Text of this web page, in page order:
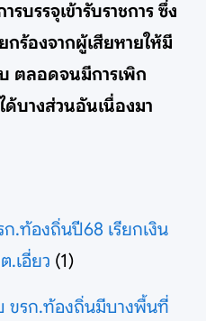
บรรจุเข้ารับราชการ ซึ่ง
ร้องจากผู้เสียหายให้มี
ตลอดจนมีการเพิก
บางส่วนอันเนื่องมา
.ท้องถิ่นปี68 เรียกเงิน
.เอี่ยว (1)
ขรก.ท้องถิ่นมีบางพื้นที่